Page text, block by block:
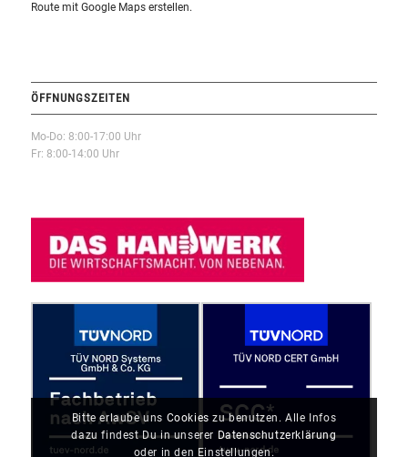
Route mit Google Maps erstellen.
ÖFFNUNGSZEITEN
Mo-Do: 8:00-17:00 Uhr
Fr: 8:00-14:00 Uhr
Bitte erlaube uns Cookies zu benutzen. Alle Infos
dazu findest Du in unserer Datenschutzerklärung
oder in den Einstellungen.